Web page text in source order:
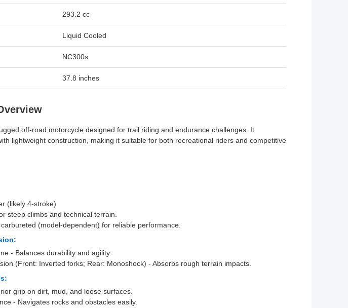
293.2 cc
Liquid Cooled
NC300s
37.8 inches
off-road motorcycle designed for trail riding and endurance challenges. It
lightweight construction, making it suitable for both recreational riders and competitive
(likely 4-stroke)
steep climbs and technical terrain.
(model-dependent) for reliable performance.
- Balances durability and agility.
(Front: Inverted forks; Rear: Monoshock) - Absorbs rough terrain impacts.
grip on dirt, mud, and loose surfaces.
- Navigates rocks and obstacles easily.